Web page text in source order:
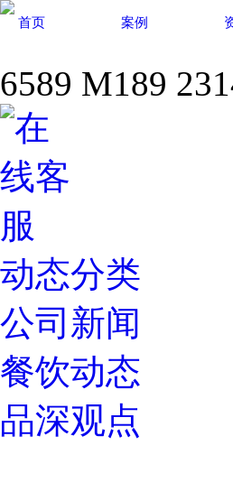
首页 案例
6589 M189
动态分类
公司新闻
餐饮动态
品深观点